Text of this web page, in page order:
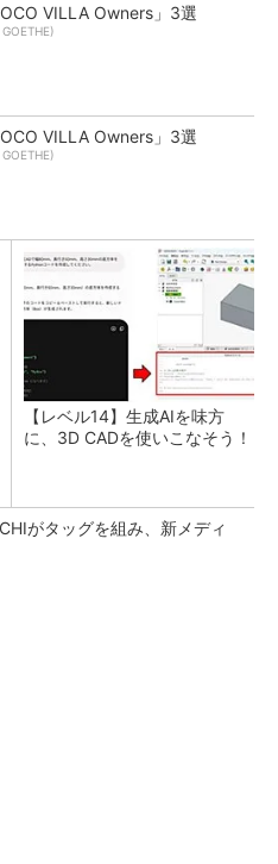
VILLA Owners」3選
VILLA Owners」3選
【レベル14】生成AIを味方
に、3D CADを使いこなそう！
がタッグを組み、新メディ